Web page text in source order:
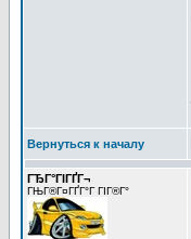
Вернуться к началу
ГЂГ°ГІГҐГ¬
ГЊГ®Г¤ГҐГ°Г ГІГ®Г°